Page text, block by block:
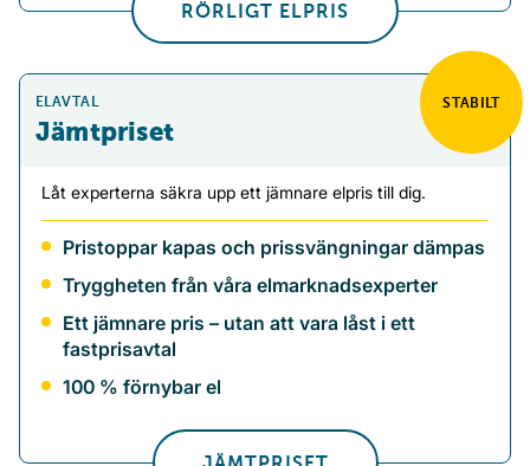
RÖRLIGT ELPRIS
ELAVTAL
Jämtpriset
STABILT
Låt experterna säkra upp ett jämnare elpris till dig.
Pristoppar kapas och prissvängningar dämpas
Tryggheten från våra elmarknadsexperter
Ett jämnare pris – utan att vara låst i ett
fastprisavtal
100 % förnybar el